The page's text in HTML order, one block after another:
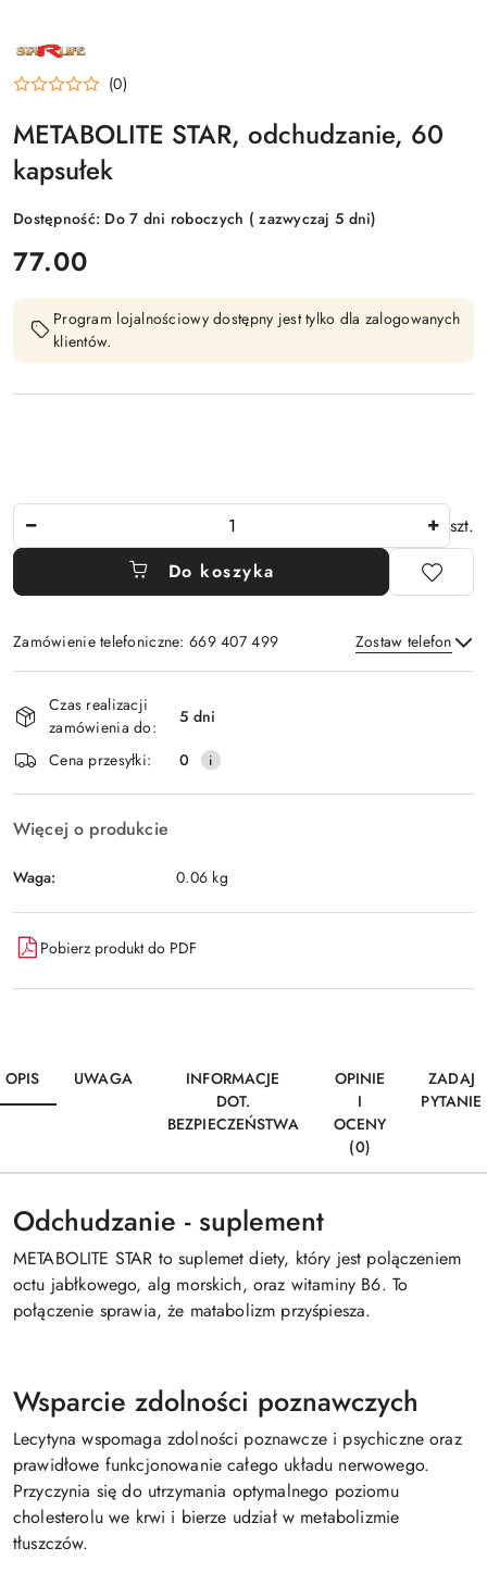
NAZWA
PRODUCENTA:
STARLIFE (0)
METABOLITE STAR, odchudzanie, 60
kapsułek
Dostępność: Do 7 dni roboczych ( zazwyczaj 5 dni)
cena:
77.00
Program lojalnościowy dostępny jest tylko dla zalogowanych
klientów.
szt.
Do koszyka
Zamówienie telefoniczne: 669 407 499 Zostaw telefon
i
dostawa
Czas realizacji
zamówienia do:
5 dni
Cena przesyłki:
0
Więcej o produkcie
Waga: 0.06 kg
Pobierz produkt do PDF
OPIS UWAGA
INFORMACJE
DOT.
BEZPIECZEŃSTWA
OPINIE
I
OCENY
(0)
ZADAJ
PYTANIE
Odchudzanie - suplement
METABOLITE STAR to suplemet diety, który jest polączeniem
octu jabłkowego, alg morskich, oraz witaminy B6. To
połączenie sprawia, że matabolizm przyśpiesza.
Wsparcie zdolności poznawczych
Lecytyna wspomaga zdolności poznawcze i psychiczne oraz
prawidłowe funkcjonowanie całego układu nerwowego.
Przyczynia się do utrzymania optymalnego poziomu
cholesterolu we krwi i bierze udział w metabolizmie
tłuszczów.